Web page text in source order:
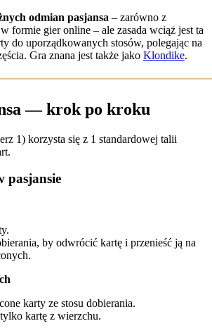
odmian pasjansa – zarówno z
formie gier online – ale zasada wciąż jest ta
do uporządkowanych stosów, polegając na
Gra znana jest także jako Klondike.
— krok po kroku
1) korzysta się z 1 standardowej talii
pasjansie
by odwrócić kartę i przenieść ją na
karty ze stosu dobierania.
kartę z wierzchu.